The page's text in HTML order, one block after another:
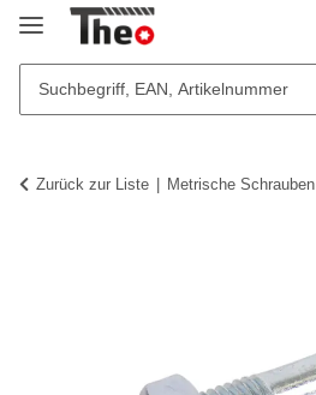
Zurück zur Liste Metrische Schrauben